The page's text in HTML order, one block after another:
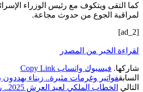
كما التقى ويتكوف مع رئيس الوزراء
لمراقبة الجوع من حدوث مجاعة.
[ad_2]
لقراءة الخبر من المصدر
شاركها. فيسبوك واتساب Copy Link
السابقفواتير وغرمات مثيرة.. زبناء
التالي الخطاب الملكي لعيد العرش 2025.. رؤى استراتيجية لمغرب منصف وموحَّد ومنفتح